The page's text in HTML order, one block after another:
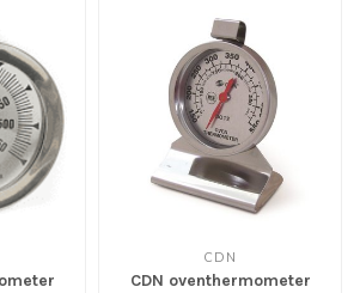
CDN
CDN oventhermometer